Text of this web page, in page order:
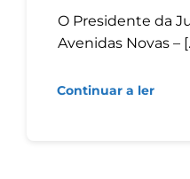
O Presidente da
Avenidas Novas –
Continuar a ler